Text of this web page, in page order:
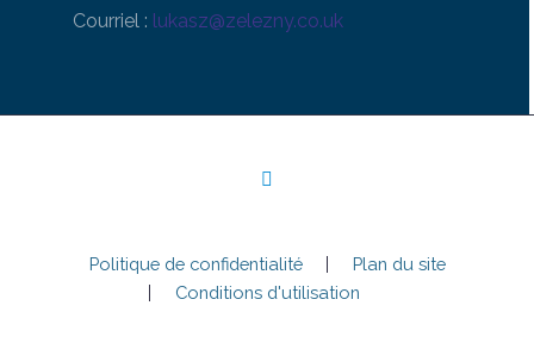
Courriel : lukasz@zelezny.co.uk
Politique de confidentialité
Plan du site
Conditions d'utilisation